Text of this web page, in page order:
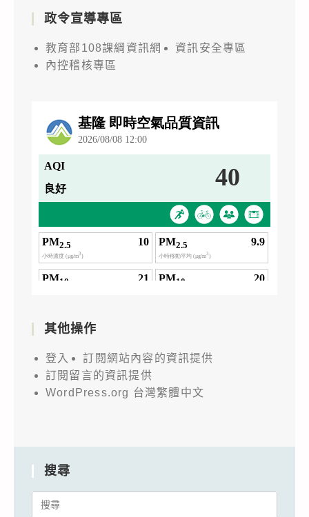
政令宣導專區
教育部108課綱資訊網
資訊安全專區
內控稽核專區
其他操作
登入
訂閱網站內容的資訊提供
訂閱留言的資訊提供
WordPress.org 台灣繁體中文
搜尋
Search